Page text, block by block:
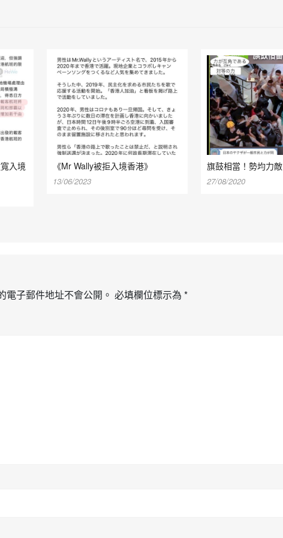
入境
《Mr Wally被拒入境香港》
13/06/2023
旗鼓相當！勢均力敵
27/08/2020
電子郵件地址不會公開。 必填欄位標示為 *